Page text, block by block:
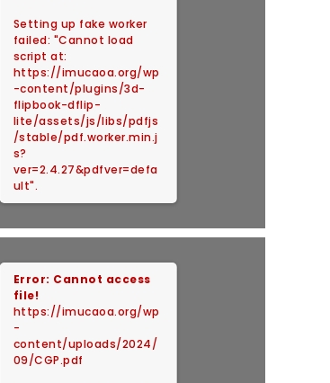
Setting up fake worker
failed: "Cannot load
script at:
https://imucaoa.org/wp
-content/plugins/3d-
flipbook-dflip-
lite/assets/js/libs/pdfjs
/stable/pdf.worker.min.j
s?
ver=2.4.27&pdfver=defa
ult".
Error: Cannot access
file!
https://imucaoa.org/wp
-
content/uploads/2024/
09/CGP.pdf